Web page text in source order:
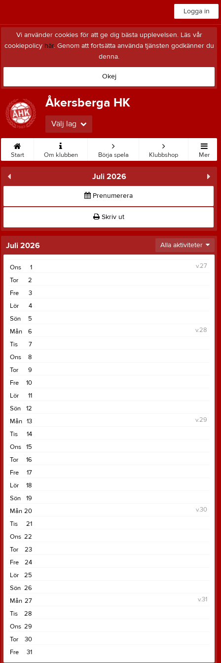
Logga in
Vi använder cookies för att ge dig bästa upplevelsen. Läs vår
cookiepolicy här. Genom att fortsätta använda tjänsten godkänner du
denna.
Okej
Åkersberga HK
Välj lag
Start Om klubben Börja spela Klubbshop Mer
Juli 2026
Prenumerera
Skriv ut
Juli 2026 Alla aktiviteter
1
Ons
v.27
2
Tor
3
Fre
4
Lör
5
Sön
6
Mån
v.28
7
Tis
8
Ons
9
Tor
10
Fre
11
Lör
12
Sön
13
Mån
v.29
14
Tis
15
Ons
16
Tor
17
Fre
18
Lör
19
Sön
20
Mån
v.30
21
Tis
22
Ons
23
Tor
24
Fre
25
Lör
26
Sön
27
Mån
v.31
28
Tis
29
Ons
30
Tor
31
Fre